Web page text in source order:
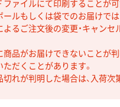
ァイルにて印刷することが可
ルもしくは袋でのお届けでは
るご注文後の変更・キャンセ
品がお届けできないことが
だくことがあります。
れが判明した場合は、入荷次